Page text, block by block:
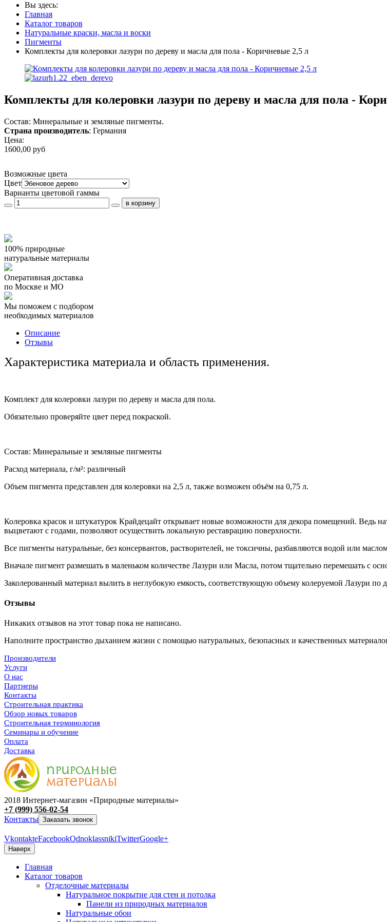
Вы здесь:
Главная
Каталог товаров
Натуральные краски, масла и воски
Пигменты
Комплекты для колеровки лазури по дереву и масла для пола - Коричневые 2,5 л
Комплекты для колеровки лазури по дереву и масла для пола -
Состав: Минеральные и земляные пигменты.
Страна производитель: Германия
Цена:
1600,00 руб
Возможные цвета
Цвет
Варианты цветовой гаммы
100% природные
натуральные материалы
Оперативная доставка
по Москве и МО
Мы поможем с подбором
необходимых материалов
Описание
Отзывы
Характеристика материала и область применения.
Комплект для колеровки лазури по дереву и масла для пола.
Обязательно проверяйте цвет перед покраской.
Состав: Минеральные и земляные пигменты
Расход материала, г/м²: различный
Объем пигмента представлен для колеровки на 2,5 л, также возможен объём на 0,75 л.
Колеровка красок и штукатурок Крайдецайт открывает новые возможности для декора помещений. Ведь
выцветают с годами, позволяют осуществить локальную реставрацию поверхности.
Все пигменты натуральные, без консервантов, растворителей, не токсичны, разбавляются водой или
Вначале пигмент размешать в маленьком количестве Лазури или Масла, потом тщательно перемешать с
Заколерованный материал вылить в неглубокую емкость, соответствующую объему колеруемой Лазури по
Отзывы
Никаких отзывов на этот товар пока не написано.
Наполните пространство дыханием жизни с помощью натуральных, безопасных и качественных
Производители
Услуги
О нас
Партнеры
Контакты
Строительная практика
Обзор новых товаров
Строительная терминология
Семинары и обучение
Оплата
Доставка
2018 Интернет-магазин «Природные материалы»
+7 (999) 556-02-54
Контакты Заказать звонок
VkontakteFacebookOdnoklassnikiTwitterGoogle+
Наверх
Главная
Каталог товаров
Отделочные материалы
Натуральное покрытие для стен и потолка
Панели из природных материалов
Натуральные обои